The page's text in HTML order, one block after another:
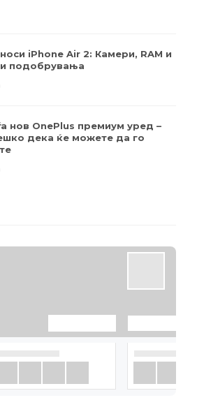
iPhone Air 2: Камери, RAM и
подобрувања
нов OnePlus премиум уред –
дека ќе можете да го